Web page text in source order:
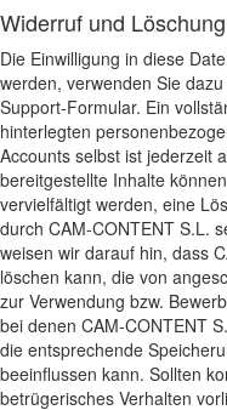
Widerruf und Löschung
Die Einwilligung in diese
werden, verwenden Sie
Support-Formular. Ein
hinterlegten
Accounts selbst ist jederzeit
bereitgestellte Inhalte
vervielfältigt werden, eine
durch CAM-CONTENT S.L.
weisen wir darauf hin, dass
löschen kann, die von
zur Verwendung bzw.
bei denen CAM-CONTENT
die entsprechende
beeinflussen kann. Sollten
betrügerisches Verhalten